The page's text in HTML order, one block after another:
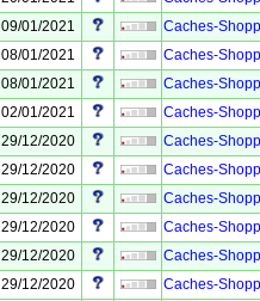
09/01/2021
Caches-
08/01/2021
Caches-
08/01/2021
Caches-
02/01/2021
Caches-
29/12/2020
Caches-
29/12/2020
Caches-
29/12/2020
Caches-
29/12/2020
Caches-
29/12/2020
Caches-
29/12/2020
Caches-